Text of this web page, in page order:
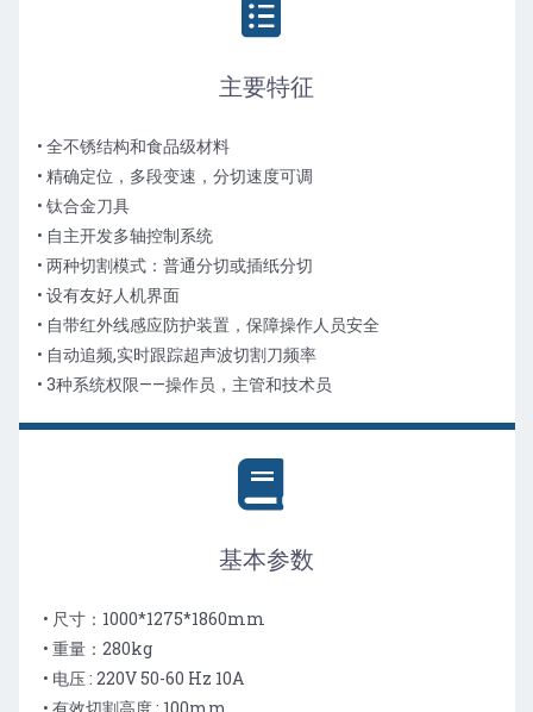
主要特征
• 全不锈结构和食品级材料
• 精确定位，多段变速，分切速度可调
• 钛合金刀具
• 自主开发多轴控制系统
• 两种切割模式：普通分切或插纸分切
• 设有友好人机界面
• 自带红外线感应防护装置，保障操作人员安全
• 自动追频,实时跟踪超声波切割刀频率
• 3种系统权限——操作员，主管和技术员
基本参数
• 尺寸：1000*1275*1860mm
• 重量：280kg
• 电压 : 220V 50-60 Hz 10A